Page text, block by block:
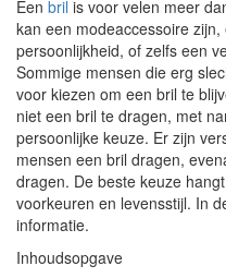
Social
media
Een bril is voor velen meer
kan een modeaccessoire
persoonlijkheid, of zelfs een
Sommige mensen die erg
voor kiezen om een bril te
niet een bril te dragen, met
persoonlijke keuze. Er zijn
mensen een bril dragen,
dragen. De beste keuze
voorkeuren en levensstijl. In
informatie.
Inhoudsopgave